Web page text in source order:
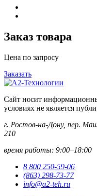
Заказ товара
Цена по запросу
Заказать
Сайт носит
условиях не является
г. Ростов-на-Дону, пер.
210
время работы: 9:00–18:00
8 800 250-59-06
(863) 298-73-77
info@a2-teh.ru